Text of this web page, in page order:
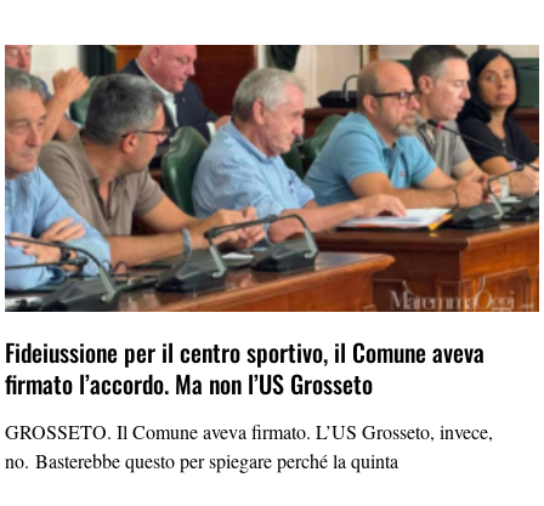
Fideiussione per il centro sportivo, il Comune aveva
firmato l’accordo. Ma non l’US Grosseto
GROSSETO. Il Comune aveva firmato. L’US Grosseto, invece,
no. Basterebbe questo per spiegare perché la quinta